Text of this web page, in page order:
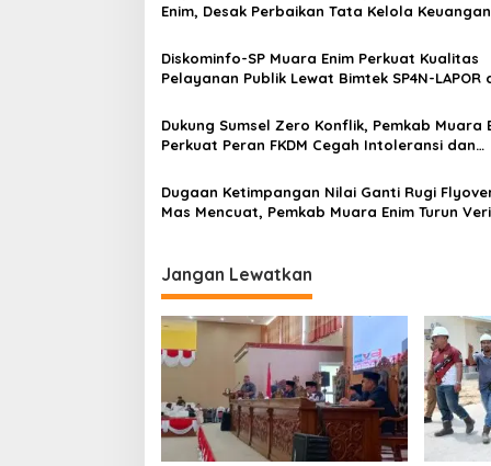
Enim, Desak Perbaikan Tata Kelola Keuangan
Diskominfo-SP Muara Enim Perkuat Kualitas
Pelayanan Publik Lewat Bimtek SP4N-LAPOR
Dukung Sumsel Zero Konflik, Pemkab Muara
Perkuat Peran FKDM Cegah Intoleransi dan
Dugaan Ketimpangan Nilai Ganti Rugi
Mas Mencuat, Pemkab Muara Enim Turun
Jangan Lewatkan